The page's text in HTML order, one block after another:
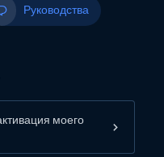
Руководства
моего